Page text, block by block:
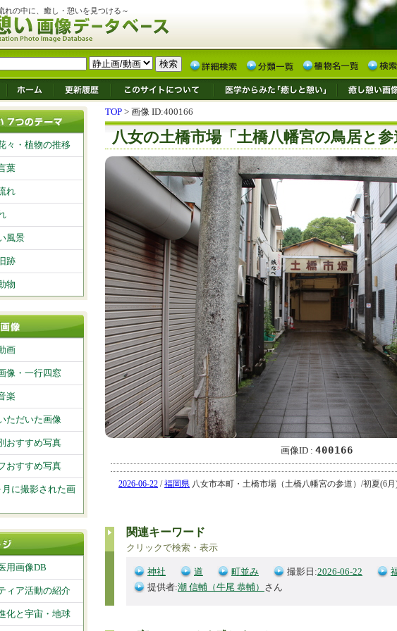
れの中に、癒し・憩いを見つける～
TOP > 画像 ID:400166
八女の土橋市場「土橋八幡宮の鳥居と
画像ID : 400166
2026-06-22 /福岡県 八女市本町・土橋市場（土橋八幡宮の参道）/初夏(6
関連キーワード
クリックで検索・表示
神社 道 町並み 撮影日:2026-06-22
提供者:潮 信輔（牛尾 恭輔） さん
々・植物の推移
葉
れ
風景
跡
物
画
像・一行四窓
楽
ただいた画像
おすすめ写真
おすすめ写真
月に撮影された画
用画像DB
ィア活動の紹介
化と宇宙・地球